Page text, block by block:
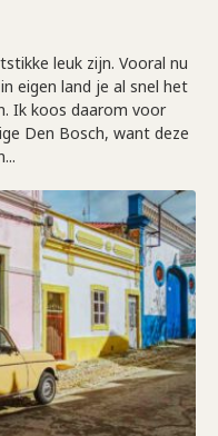
leuk zijn. Vooral nu
eigen land je al snel het
Ik koos daarom voor
Den Bosch, want deze